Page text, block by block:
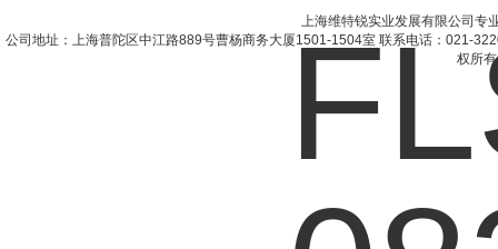
上海维特锐实业发展有限公司专
公司地址：上海普陀区中江路889号曹杨商务大厦1501-1504室 联系电话：021-
权所